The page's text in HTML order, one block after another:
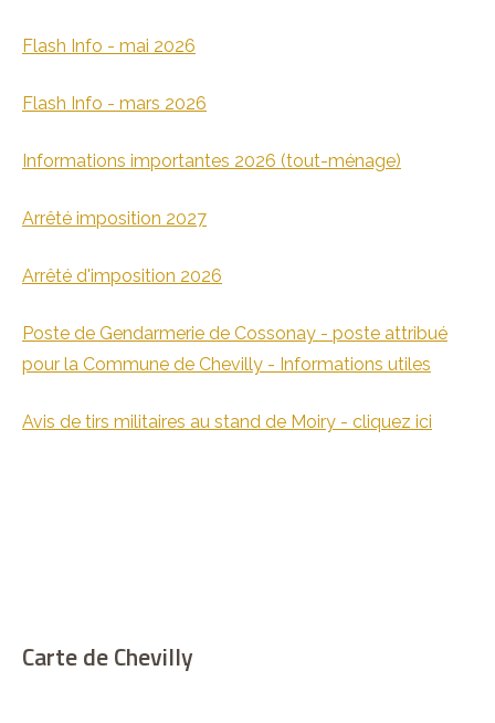
Flash Info - mai 2026
Flash Info - mars 2026
Informations importantes 2026 (tout-ménage)
Arrêté imposition 2027
Arrêté d'imposition 2026
Poste de Gendarmerie de Cossonay - poste attribué
pour la Commune de Chevilly - Informations utiles
Avis de tirs militaires au stand de Moiry - cliquez ici
Carte de Chevilly